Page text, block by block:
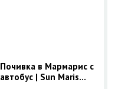
Запитване
Почивка в Мармарис с
автобус | Sun Maris